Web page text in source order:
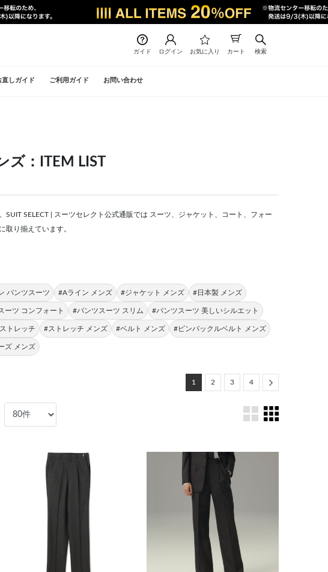
ガイド ログイン お気に入り カート 検索
直しガイド ご利用ガイド お問い合わせ
ズ：ITEM LIST
SELECT | スーツセレクト公式通販では スーツ、ジャケット、コート、フォー
取り揃えています。
パンツスーツ #Aライン メンズ #ジャケット メンズ #日本製 メンズ
ーツ コンフォート #パンツスーツ スリム #パンツスーツ 美しいシルエット
トレッチ #ストレッチ メンズ #ベルト メンズ #ピンバックルベルト メンズ
ズ メンズ
1 2 3 4 Next